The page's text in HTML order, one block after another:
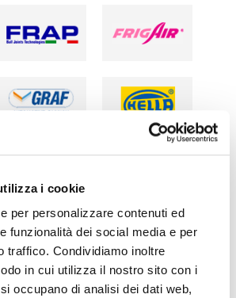
i cookie
per personalizzare contenuti ed
funzionalità dei social media e per
traffico. Condividiamo inoltre
in cui utilizza il nostro sito con i
occupano di analisi dei dati web,